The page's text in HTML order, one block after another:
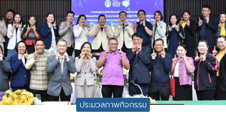
ประมวลภาพกิจกรรม